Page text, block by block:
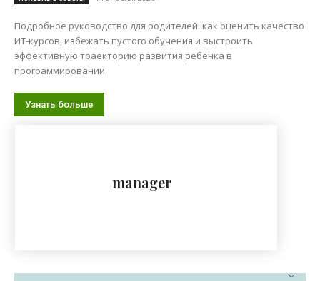
Подробное руководство для родителей: как оценить качество
ИТ-курсов, избежать пустого обучения и выстроить
эффективную траекторию развития ребёнка в
программировании
Узнать больше
manager